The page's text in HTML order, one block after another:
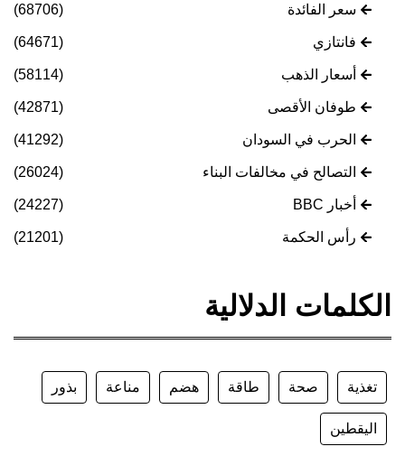
سعر الفائدة (68706)
فانتازي (64671)
أسعار الذهب (58114)
طوفان الأقصى (42871)
الحرب في السودان (41292)
التصالح في مخالفات البناء (26024)
أخبار BBC (24227)
رأس الحكمة (21201)
الكلمات الدلالية
تغذية صحة طاقة هضم مناعة بذور
اليقطين